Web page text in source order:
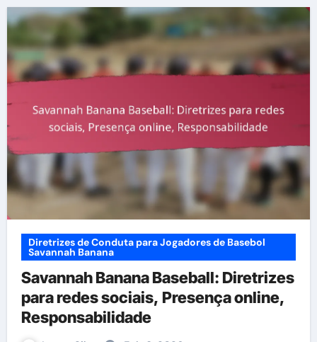
Diretrizes de Conduta para Jogadores de Basebol
Savannah Banana
Savannah Banana Baseball: Diretrizes
para redes sociais, Presença online,
Responsabilidade